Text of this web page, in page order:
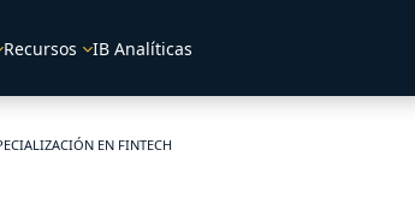
Recursos IB Analíticas
EN FINTECH